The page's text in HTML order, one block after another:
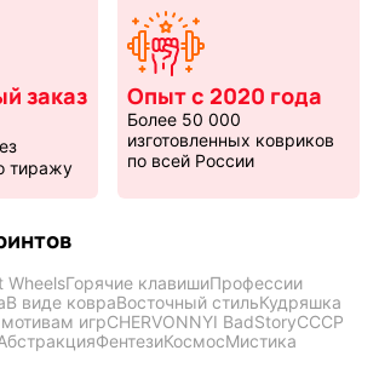
заказ
тиражу
Опыт с 2020 года
Более 50 000
изготовленных ковриков
по всей России
WheelsГорячие клавишиПрофессии
В виде ковраВосточный стильКудряшка
игрCHERVONNYI BadStoryСССР
ФентезиКосмосМистика